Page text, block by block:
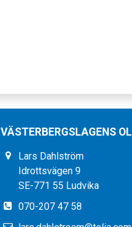
VÄSTERBERGSLAGENS OL
Lars Dahlström
Idrottsvägen 9
SE-771 55 Ludvika
070-207 47 58